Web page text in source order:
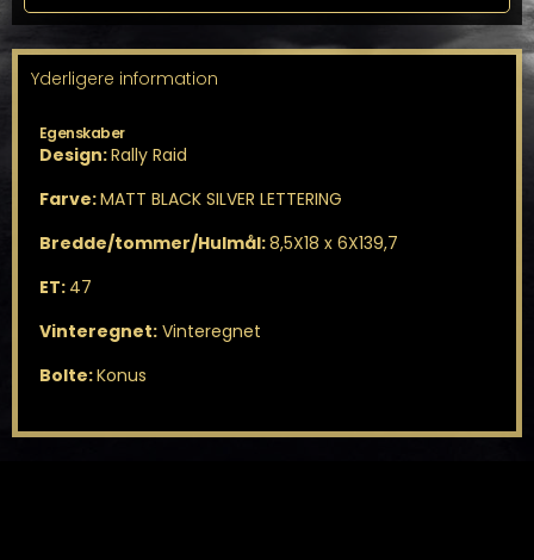
antal
Yderligere information
Egenskaber
Design:Rally Raid
Farve:MATT BLACK SILVER LETTERING
Bredde/tommer/Hulmål:8,5X18 x 6X139,7
ET: 47
Vinteregnet:Vinteregnet
Bolte:Konus